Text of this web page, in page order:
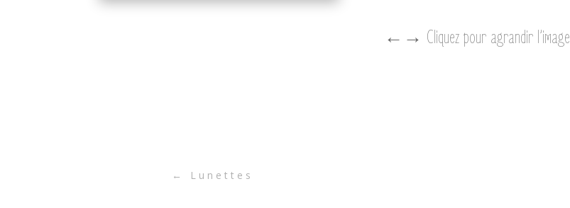
←→ Cliquez pour agrandir l’image
← Lunettes